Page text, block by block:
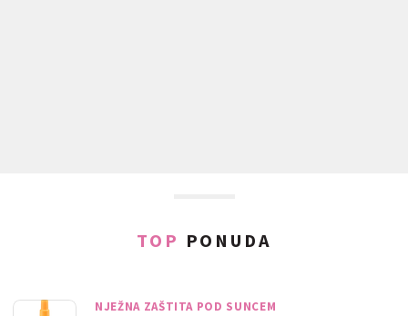
TOP PONUDA
NJEŽNA ZAŠTITA POD SUNCEM